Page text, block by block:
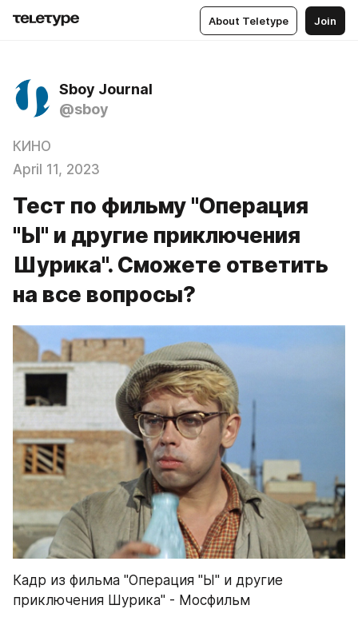
About Teletype Join
Sboy Journal
@sboy
КИНО
April 11, 2023
Тест по фильму "Операция
"Ы" и другие приключения
Шурика". Сможете ответить
на все вопросы?
Кадр из фильма "Операция "Ы" и другие
приключения Шурика" - Мосфильм